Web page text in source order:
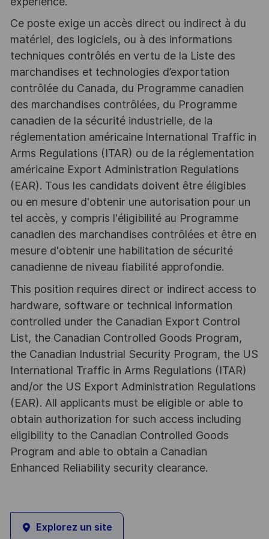
Ce poste exige un accès direct ou indirect à du
matériel, des logiciels, ou à des informations
techniques contrôlés en vertu de la Liste des
marchandises et technologies d’exportation
contrôlée du Canada, du Programme canadien
des marchandises contrôlées, du Programme
canadien de la sécurité industrielle, de la
réglementation américaine lnternational Traffic in
Arms Regulations (ITAR) ou de la réglementation
américaine Export Administration Regulations
(EAR). Tous les candidats doivent être éligibles
ou en mesure d'obtenir une autorisation pour un
tel accès, y compris l'éligibilité au Programme
canadien des marchandises contrôlées et être en
mesure d'obtenir une habilitation de sécurité
canadienne de niveau fiabilité approfondie.
This position requires direct or indirect access to
hardware, software or technical information
controlled under the Canadian Export Control
List, the Canadian Controlled Goods Program,
the Canadian Industrial Security Program, the US
International Traffic in Arms Regulations (ITAR)
and/or the US Export Administration Regulations
(EAR). All applicants must be eligible or able to
obtain authorization for such access including
eligibility to the Canadian Controlled Goods
Program and able to obtain a Canadian
Enhanced Reliability security clearance.
Explorez un site